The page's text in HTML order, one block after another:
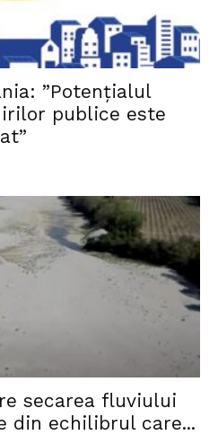
”Potențialul
publice este
secarea fluviului
din echilibrul care...